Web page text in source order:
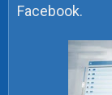
Facebook.